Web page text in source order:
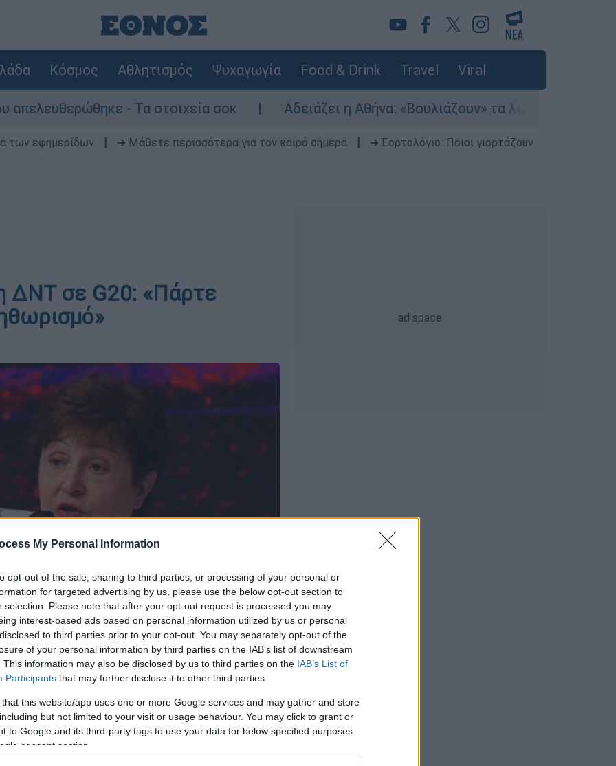
My Personal Information
opt-out of the sale, sharing to third parties, or processing of your personal or
for targeted advertising by us, please use the below opt-out section to
selection. Please note that after your opt-out request is processed you may
interest-based ads based on personal information utilized by us or personal
to third parties prior to your opt-out. You may separately opt-out of the
of your personal information by third parties on the IAB’s list of downstream
This information may also be disclosed by us to third parties on the IAB’s List of
Participants that may further disclose it to other third parties.
that this website/app uses one or more Google services and may gather and store
but not limited to your visit or usage behaviour. You may click to grant or
to Google and its third-party tags to use your data for below specified purposes
consent section.
Κόσμος Αθλητισμός Ψυχαγωγία Food & Drink Travel Viral
- Τα στοιχεία σοκ Αδειάζει η Αθήνα: «Βουλιάζουν» τα λιμάνια - Πάνω από
των εφημερίδων ➔ Μάθετε περισσότερα για τον καιρό σήμερα
➔ Εορτολόγιο: Ποιοι γιορτάζουν
ΔΝΤ σε G20: «Πάρτε
το ΕΘΝΟΣ στη Google